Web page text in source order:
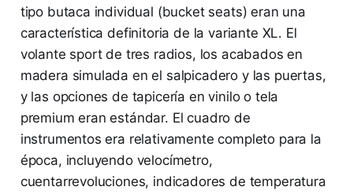
tipo butaca individual (bucket seats) eran una
característica definitoria de la variante XL. El
volante sport de tres radios, los acabados en
madera simulada en el salpicadero y las puertas,
y las opciones de tapicería en vinilo o tela
premium eran estándar. El cuadro de
instrumentos era relativamente completo para la
época, incluyendo velocímetro,
cuentarrevoluciones, indicadores de temperatura